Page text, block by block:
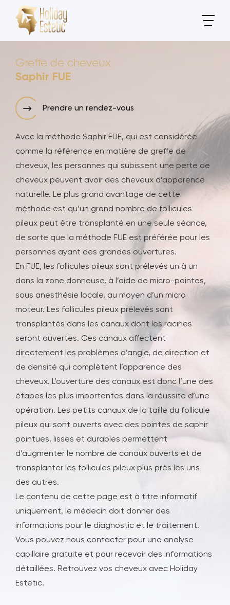
Greffe de cheveux
Saphir FUE
Prendre un rendez-vous
Avec la méthode Saphir FUE, qui est considérée
comme la référence en matière de greffe de
cheveux, les personnes qui subissent une perte de
cheveux peuvent avoir des cheveux d’apparence
naturelle. Le plus grand avantage de cette
méthode est qu’un grand nombre de follicules
pileux peut être transplanté en une seule séance,
de sorte que la méthode FUE est préférée pour les
personnes ayant des grandes ouvertures.
En FUE, les follicules pileux sont prélevés un à un
dans la zone donneuse, à l’aide de micro-pointes,
sous anesthésie locale, au moyen d’un micro
moteur. Les follicules pileux prélevés sont
transplantés dans les canaux dont les racines
seront ouvertes. Ces canaux affectent
directement les problèmes d’angle, de direction et
de densité qui complètent l’apparence des
cheveux. L’ouverture des canaux est donc l’une des
étapes les plus importantes dans la réussite d’une
opération. Les petits canaux de la taille du follicule
pileux qui sont ouverts avec des pointes de saphir
pointues, lisses et durables permettent
d’augmenter le nombre de canaux ouverts et de
transplanter les follicules pileux plus près les uns
des autres.
Le contenu de cette page est à titre informatif
uniquement, le médecin doit donner des
informations pour le diagnostic et le traitement.
Vous pouvez nous contacter pour une analyse
capillaire gratuite et pour recevoir des informations
détaillées. Retrouvez vos cheveux avec Holiday
Estetic.